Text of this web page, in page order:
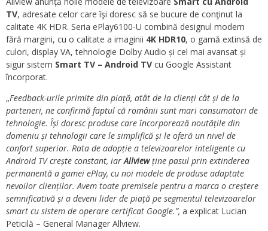
TV, adresate celor care îşi doresc să se bucure de conţinut la
calitate 4K HDR. Seria ePlay6100-U combină designul modern
fără margini, cu o calitate a imaginii 4K HDR10, o gamă extinsă de
culori, display VA, tehnologie Dolby Audio și cel mai avansat și
sigur sistem Smart TV – Android TV cu Google Assistant
încorporat.
„Feedback-urile primite din piață, atât de la clienți cât și de la
parteneri, ne confirmă faptul că românii sunt mari consumatori de
tehnologie. Își doresc produse care încorporează noutățile din
domeniu și tehnologii care le simplifică și le oferă un nivel de
confort superior. Rata de adopție a televizoarelor inteligente cu
Android TV crește constant, iarAllviewține pasul prin extinderea
permanentă a gamei ePlay, cu noi modele de produse adaptate
nevoilor clienților. Avem toate premisele pentru a marca o creștere
semnificativă și a deveni lider de piață pe segmentul televizoarelor
smart cu sistem de operare certificat Google.”, a explicat Lucian
Peticilă – General Manager Allview.